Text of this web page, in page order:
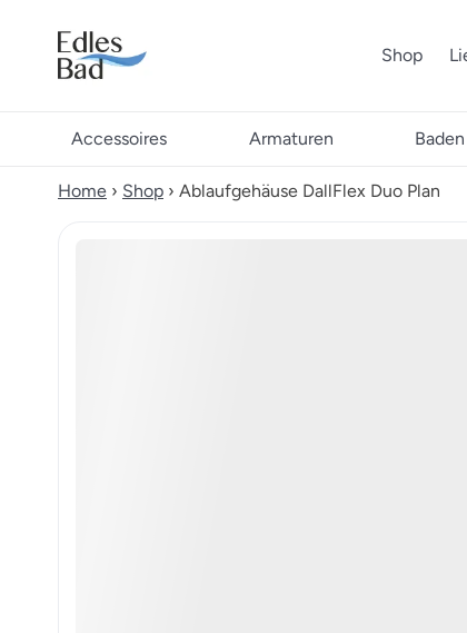
Shop
Accessoires Armaturen Baden
Home › Shop › Ablaufgehäuse DallFlex Duo Plan